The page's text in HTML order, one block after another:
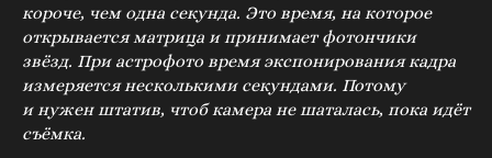
короче, чем одна секунда. Это время, на которое
открывается матрица и принимает фотончики
звёзд. При астрофото время экспонирования кадра
измеряется несколькими секундами. Потому
и нужен штатив, чтоб камера не шаталась, пока идёт
съёмка.